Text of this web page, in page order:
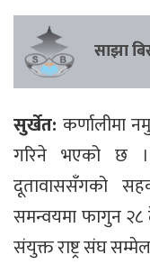
साझा
सुर्खेत:कर्णालीमा
गरिने भएको छ
दूतावाससँगको
समन्वयमा फागुन २८
संयुक्त राष्ट्र संघ